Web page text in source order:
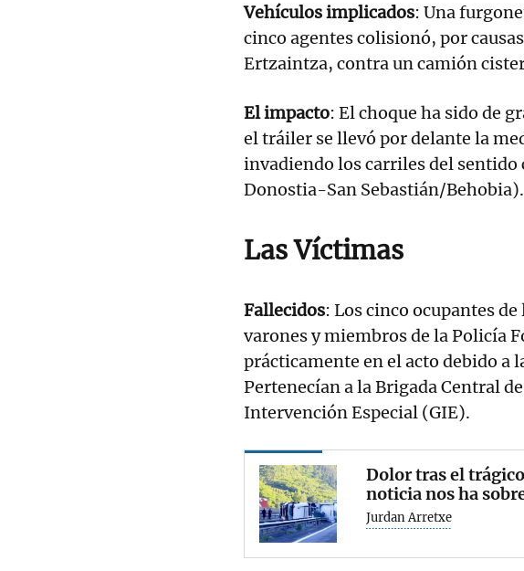
Vehículos implicados: Una
cinco agentes colisionó, por
Ertzaintza, contra un camión
El impacto: El choque ha sido de
el tráiler se llevó por delante la
invadiendo los carriles del
Donostia-San Sebastián/Behobia).
Las Víctimas
Fallecidos: Los cinco ocupantes
varones y miembros de la Policía
prácticamente en el acto debido a
Pertenecían a la Brigada Central
Intervención Especial (GIE).
Dolor tras el
noticia nos ha
Jurdan Arretxe